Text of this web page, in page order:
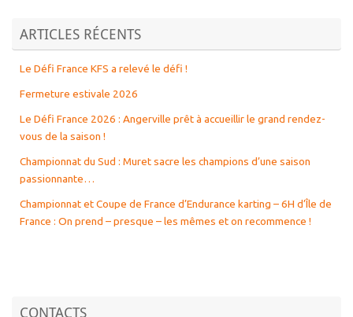
ARTICLES RÉCENTS
Le Défi France KFS a relevé le défi !
Fermeture estivale 2026
Le Défi France 2026 : Angerville prêt à accueillir le grand rendez-
vous de la saison !
Championnat du Sud : Muret sacre les champions d’une saison
passionnante…
Championnat et Coupe de France d’Endurance karting – 6H d’Île de
France : On prend – presque – les mêmes et on recommence !
CONTACTS